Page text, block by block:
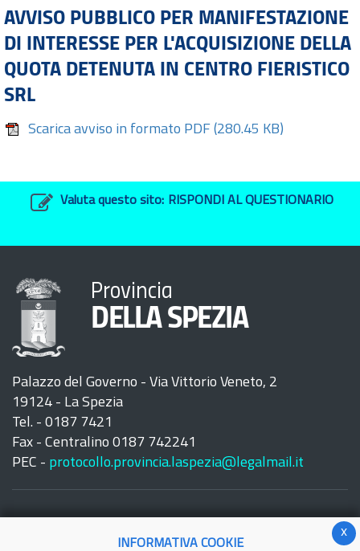
AVVISO PUBBLICO PER MANIFESTAZIONE
DI INTERESSE PER L'ACQUISIZIONE DELLA
QUOTA DETENUTA IN CENTRO FIERISTICO
SRL
Scarica avviso in formato PDF (280.45 KB)
Valuta questo sito: RISPONDI AL QUESTIONARIO
Provincia
DELLA SPEZIA
Palazzo del Governo - Via Vittorio Veneto, 2
19124 - La Spezia
Tel. - 0187 7421
Fax - Centralino 0187 742241
PEC - protocollo.provincia.laspezia@legalmail.it
x
INFORMATIVA COOKIE